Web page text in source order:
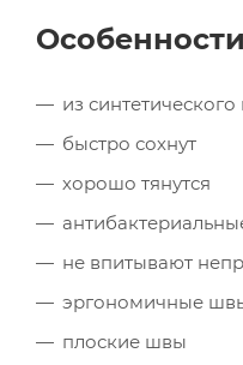
из
быстро сохнут
хорошо тянутся
не впитывают
эргономичные
плоские швы